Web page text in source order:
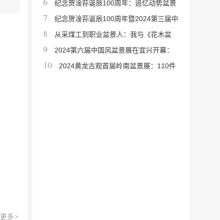
更多 >
届：张伍苹当选会长
纪念贺淦荪诞辰100周年：追忆动势盆景
宗师的艺术人生与教育精神
7
纪念贺淦荪诞辰100周年暨2024第三届中
国动势盆景展在海口成功举办
8
从采煤工到职业盆景人：我与《花木盆
景》杂志相伴30年的艺术之路
9
2024第六届中国风盆景展在宜兴开幕：
全球大师齐聚，共赏百余件艺术
10
2024黄龙古观首届岭南盆景展：110件